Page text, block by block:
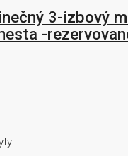
3-izbový
-